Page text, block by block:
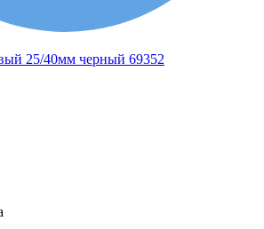
25/40мм черный 69352